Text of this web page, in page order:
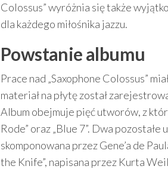
Colossus” wyróżnia się także
dla każdego miłośnika jazzu.
Powstanie albumu
Prace nad „Saxophone Colossus”
materiał na płytę został
Album obejmuje pięć utworów, z
Rode” oraz „Blue 7”. Dwa
skomponowana przez Gene’a de
the Knife”, napisana przez Kurta